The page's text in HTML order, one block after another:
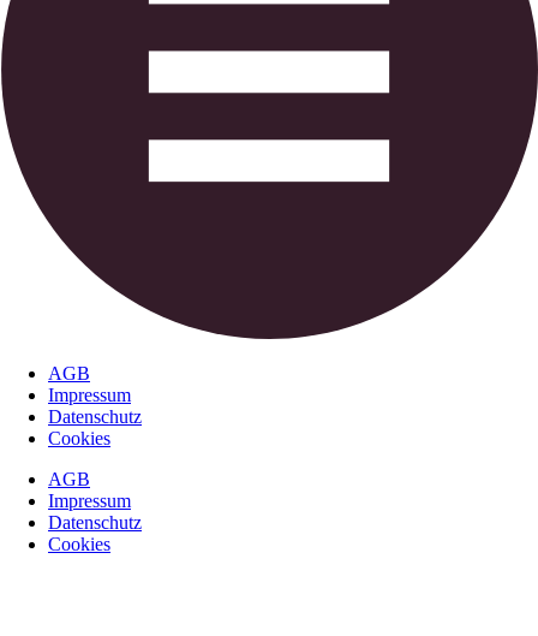
AGB
Impressum
Datenschutz
Cookies
AGB
Impressum
Datenschutz
Cookies